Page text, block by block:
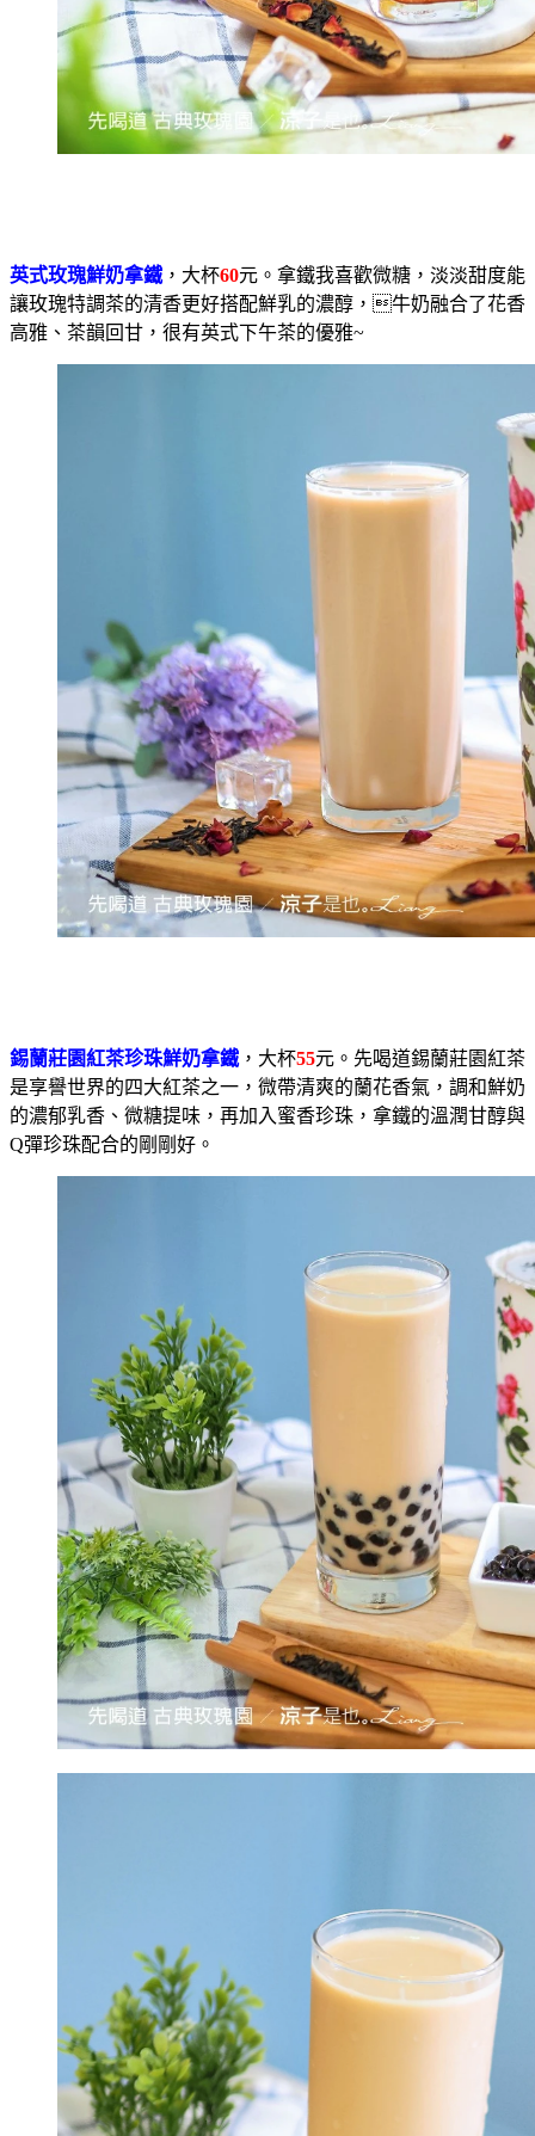
英式玫瑰鮮奶拿鐵，大杯60元。拿鐵我喜歡微糖，淡淡甜度能
讓玫瑰特調茶的清香更好搭配鮮乳的濃醇，牛奶融合了花香
高雅、茶韻回甘，很有英式下午茶的優雅~
錫蘭莊園紅茶珍珠鮮奶拿鐵，大杯55元。先喝道錫蘭莊園紅茶
是享譽世界的四大紅茶之一，微帶清爽的蘭花香氣，調和鮮奶
的濃郁乳香、微糖提味，再加入蜜香珍珠，拿鐵的溫潤甘醇與
Q彈珍珠配合的剛剛好。